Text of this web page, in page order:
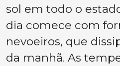
sol em todo o
dia comece com
nevoeiros, que
da manhã. As